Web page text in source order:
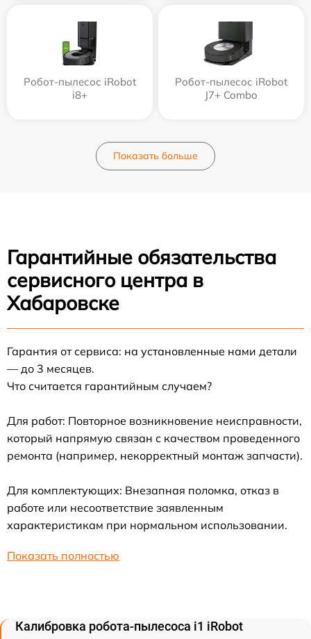
Робот-пылесос iRobot
i8+
Робот-пылесос iRobot
J7+ Combo
Показать больше
Гарантийные обязательства
сервисного центра в
Хабаровске
Гарантия от сервиса: на установленные нами детали
— до 3 месяцев.
Что считается гарантийным случаем?
Для работ: Повторное возникновение неисправности,
который напрямую связан с качеством проведенного
ремонта (например, некорректный монтаж запчасти).
Для комплектующих: Внезапная поломка, отказ в
работе или несоответствие заявленным
характеристикам при нормальном использовании.
Показать полностью
Калибровка робота-пылесоса i1 iRobot